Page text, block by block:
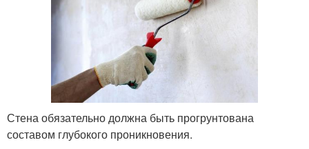
Стена обязательно должна быть прогрунтована
составом глубокого проникновения.